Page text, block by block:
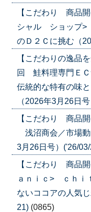
【こだわり 商品
シャル ショップ>
のＤ２Ｃに挑む（
【こだわりの逸品
回 鮭料理専門Ｅ
伝統的な特有の味
（2026年3月26日
【こだわり 商品
浅沼商会／市場動
3月26日号）('26/
【こだわり 商品
ａｎｉｃ> ｃｈｉ
ないココアの人気
21) (0865)